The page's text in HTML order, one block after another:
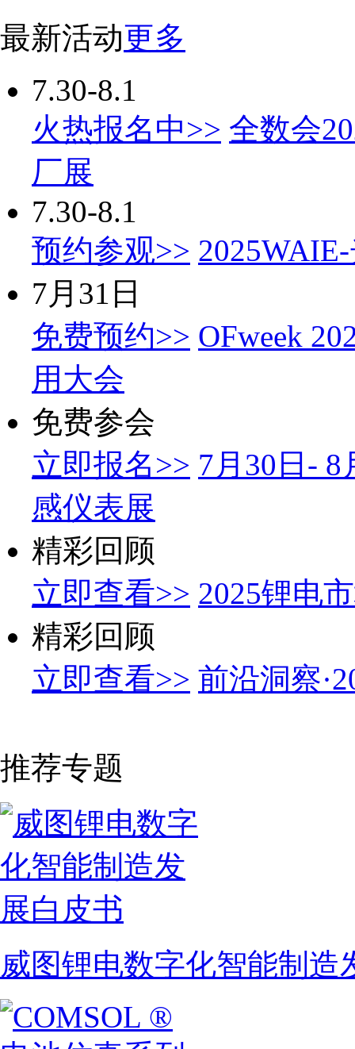
最新活动更多
7.30-8.1
火热报名中>> 全数会
厂展
7.30-8.1
预约参观>>
7月31日
免费预约>> OFweek
用大会
免费参会
立即报名>> 7月30日- 8
感仪表展
精彩回顾
立即查看>> 2025锂电
精彩回顾
立即查看>> 前沿洞察
推荐专题
威图锂电数字化智能制造